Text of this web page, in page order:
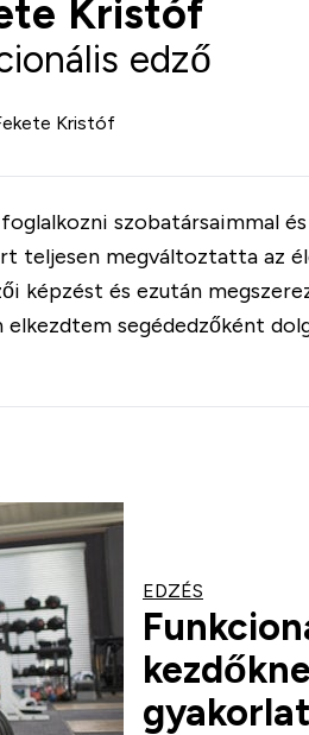
Kristóf
edző
szobatársaimmal
teljesen megváltoztatta az
képzést és ezután
elkezdtem segédedzőként
EDZÉS